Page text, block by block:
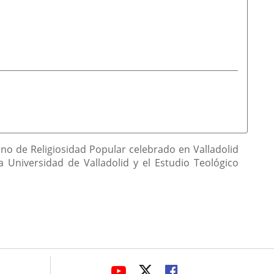
de Religiosidad Popular celebrado en Valladolid
de Valladolid y el Estudio Teológico
ENLACEENLACEENLACE